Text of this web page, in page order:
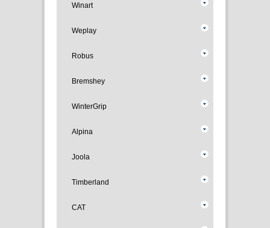
Winart
Weplay
Robus
Bremshey
WinterGrip
Alpina
Joola
Timberland
CAT